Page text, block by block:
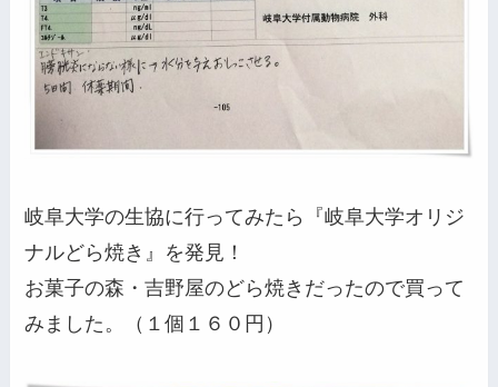
岐阜大学の生協に行ってみたら『岐阜大学オリジ
ナルどら焼き』を発見！
お菓子の森・吉野屋のどら焼きだったので買って
みました。（１個１６０円）